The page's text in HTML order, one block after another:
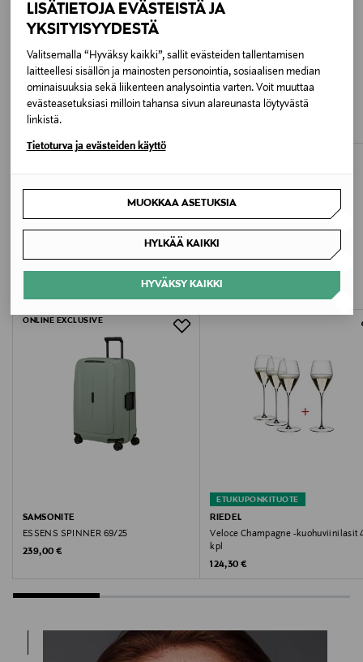
LISÄTIETOJA EVÄSTEISTÄ JA
YKSITYISYYDESTÄ
Valitsemalla “Hyväksy kaikki”, sallit evästeiden tallentamisen
laitteellesi sisällön ja mainosten personointia, sosiaalisen median
ominaisuuksia sekä liikenteen analysointia varten. Voit muuttaa
evästeasetuksiasi milloin tahansa sivun alareunasta löytyvästä
linkistä.
Tietoturva ja evästeiden käyttö
MUOKKAA ASETUKSIA
HYLKÄÄ KAIKKI
HYVÄKSY KAIKKI
NOCOL
Koko
200 ML
Valmistajan tuotenumero
Valmistaja
Linnoitustie 2 A, 02600 Espoo, Finland
Digitaalinen osoite
EVOLVE
Superfood Shine Conditioner -hoitoaine
AIVA
Hoitoaine
LISÄÄ KIINNOSTAVIA
TUOTTEITA
ONLINE EXCLUSIVE
SAMSONITE
ESSENS SPINNER 69/25
Original Price
239,00 €
ETUKUPONKITUOTE
RIEDEL
Veloce Champagne -kuohuviinilasit
kpl
Original Price
124,30 €